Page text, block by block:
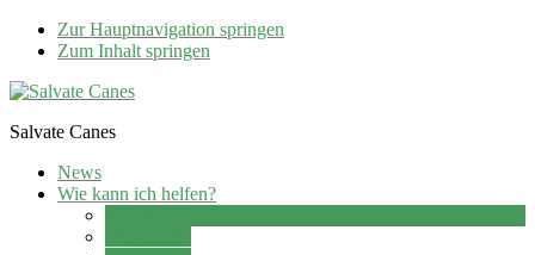
Zur Hauptnavigation springen
Zum Inhalt springen
Salvate Canes
News
Wie kann ich helfen?